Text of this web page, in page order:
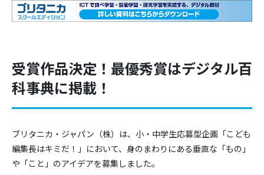
受賞作品決定！最優秀賞はデジタル百
科事典に掲載！
ブリタニカ・ジャパン（株）は、小・中学生応募型企画「こども
編集長はキミだ！」において、身のまわりにある垂直な「もの」
や「こと」のアイデアを募集しました。